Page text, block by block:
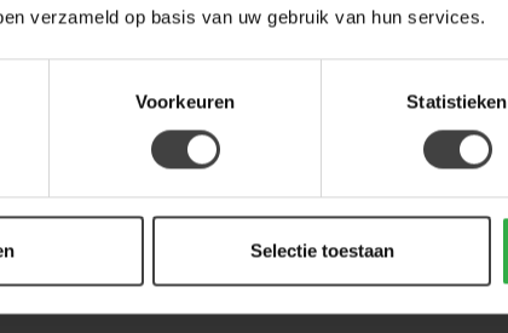
verzameld op basis van uw gebruik van hun services.
Voorkeuren Statistieken
Selectie toestaan